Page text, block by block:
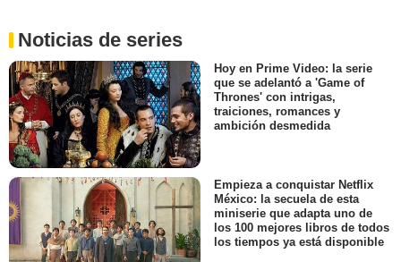
Noticias de series
Hoy en Prime Video: la serie
que se adelantó a 'Game of
Thrones' con intrigas,
traiciones, romances y
ambición desmedida
Empieza a conquistar Netflix
México: la secuela de esta
miniserie que adapta uno de
los 100 mejores libros de todos
los tiempos ya está disponible